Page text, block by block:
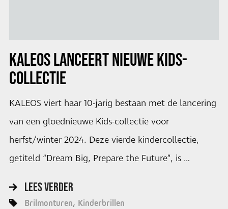
KALEOS LANCEERT NIEUWE KIDS-
COLLECTIE
KALEOS viert haar 10-jarig bestaan met de lancering
van een gloednieuwe Kids-collectie voor
herfst/winter 2024. Deze vierde kindercollectie,
getiteld “Dream Big, Prepare the Future”, is …
LEES VERDER
Brilmonturen Kinderbrillen